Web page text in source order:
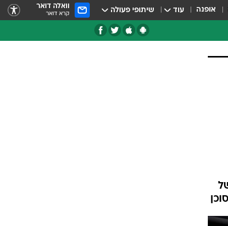
אופנה עוד שיתופי פעולה וואלה דואר
קרא דואר